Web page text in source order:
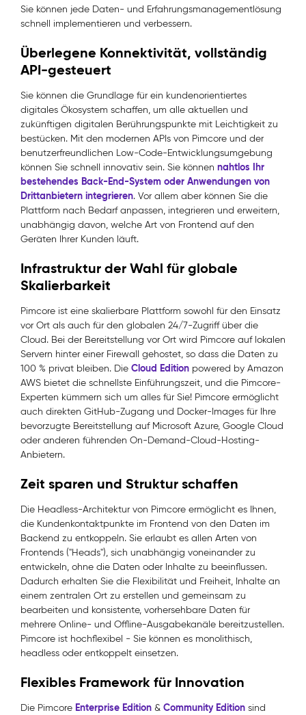
Sie können jede Daten- und Erfahrungsmanagementlösung
schnell implementieren und verbessern.
Überlegene Konnektivität, vollständig
API-gesteuert
Sie können die Grundlage für ein kundenorientiertes
digitales Ökosystem schaffen, um alle aktuellen und
zukünftigen digitalen Berührungspunkte mit Leichtigkeit zu
bestücken. Mit den modernen APIs von Pimcore und der
benutzerfreundlichen Low-Code-Entwicklungsumgebung
können Sie schnell innovativ sein. Sie können nahtlos Ihr
bestehendes Back-End-System oder Anwendungen von
Drittanbietern integrieren. Vor allem aber können Sie die
Plattform nach Bedarf anpassen, integrieren und erweitern,
unabhängig davon, welche Art von Frontend auf den
Geräten Ihrer Kunden läuft.
Infrastruktur der Wahl für globale
Skalierbarkeit
Pimcore ist eine skalierbare Plattform sowohl für den Einsatz
vor Ort als auch für den globalen 24/7-Zugriff über die
Cloud. Bei der Bereitstellung vor Ort wird Pimcore auf lokalen
Servern hinter einer Firewall gehostet, so dass die Daten zu
100 % privat bleiben. Die Cloud Edition powered by Amazon
AWS bietet die schnellste Einführungszeit, und die Pimcore-
Experten kümmern sich um alles für Sie! Pimcore ermöglicht
auch direkten GitHub-Zugang und Docker-Images für Ihre
bevorzugte Bereitstellung auf Microsoft Azure, Google Cloud
oder anderen führenden On-Demand-Cloud-Hosting-
Anbietern.
Zeit sparen und Struktur schaffen
Die Headless-Architektur von Pimcore ermöglicht es Ihnen,
die Kundenkontaktpunkte im Frontend von den Daten im
Backend zu entkoppeln. Sie erlaubt es allen Arten von
Frontends ("Heads"), sich unabhängig voneinander zu
entwickeln, ohne die Daten oder Inhalte zu beeinflussen.
Dadurch erhalten Sie die Flexibilität und Freiheit, Inhalte an
einem zentralen Ort zu erstellen und gemeinsam zu
bearbeiten und konsistente, vorhersehbare Daten für
mehrere Online- und Offline-Ausgabekanäle bereitzustellen.
Pimcore ist hochflexibel - Sie können es monolithisch,
headless oder entkoppelt einsetzen.
Flexibles Framework für Innovation
Die Pimcore Enterprise Edition & Community Edition sind